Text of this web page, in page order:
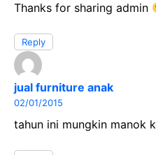
Thanks for sharing admin
Reply
jual furniture anak
02/01/2015
tahun ini mungkin manok